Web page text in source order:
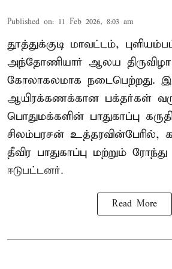
Published on: 11 Feb 2026, 8:03 am
தூத்துக்குடி மாவட்டம்,
அந்தோணியார் ஆலய திருவிழா
கோலாகலமாக நடைபெற்றது.
ஆயிரக்கணக்கான பக்தர்கள்
பொதுமக்களின் பாதுகாப்பு
சிலம்பரசன் உத்தரவின்பேரில்,
தீவிர பாதுகாப்பு மற்றும்
ஈடுபட்டனர்.
Read More